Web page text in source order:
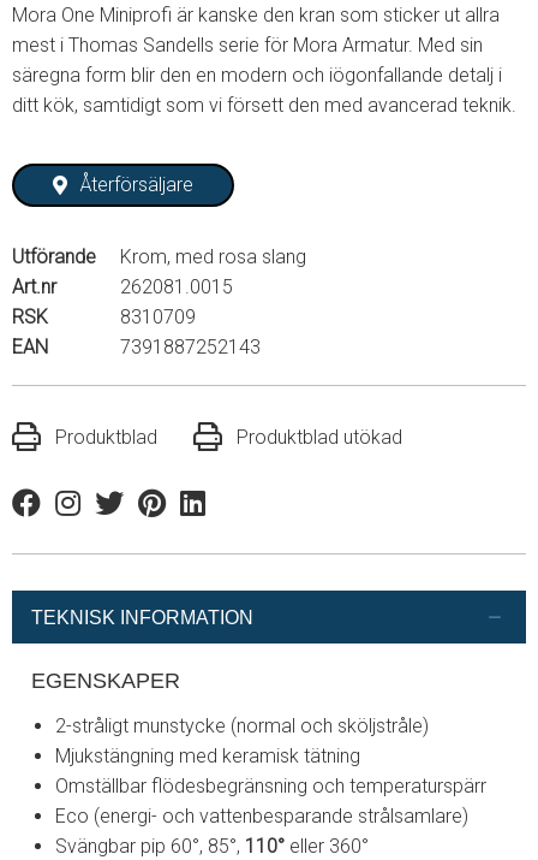
Mora One Miniprofi är kanske den kran som sticker ut allra
mest i Thomas Sandells serie för Mora Armatur. Med sin
säregna form blir den en modern och iögonfallande detalj i
ditt kök, samtidigt som vi försett den med avancerad teknik.
Återförsäljare
Utförande
Krom, med rosa slang
Art.nr
262081.0015
RSK
8310709
EAN
7391887252143
Produktblad Produktblad utökad
FacebookInstagram
TwitterPinterestLinkedin
TEKNISK INFORMATION
EGENSKAPER
2-stråligt munstycke (normal och sköljstråle)
Mjukstängning med keramisk tätning
Omställbar flödesbegränsning och temperaturspärr
Eco (energi- och vattenbesparande strålsamlare)
Svängbar pip 60°, 85°, 110° eller 360°